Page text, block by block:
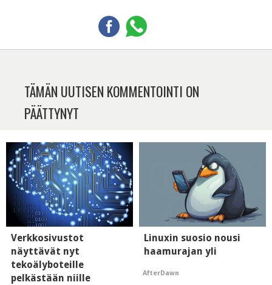
TÄMÄN UUTISEN KOMMENTOINTI ON
PÄÄTTYNYT
Verkkosivustot
näyttävät nyt
tekoälyboteille
pelkästään niille
Linuxin suosio nousi
haamurajan yli
AfterDawn